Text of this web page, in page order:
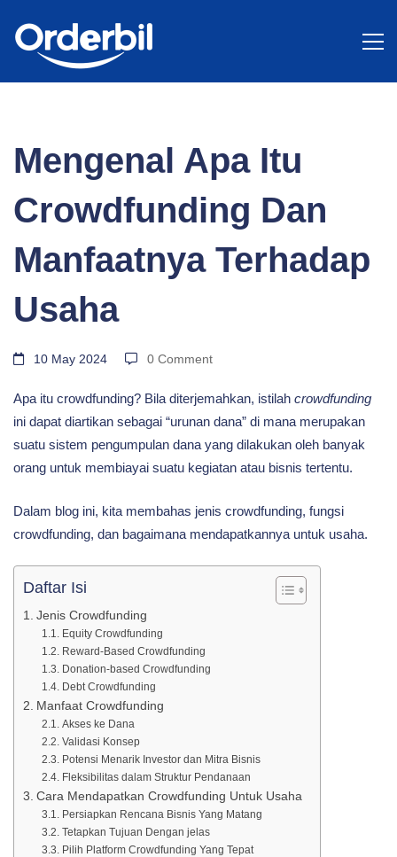
Mengenal
Apa
Itu
Crowdfunding
Dan
Manfaatnya
Terhadap
Usaha
Mengenal Apa Itu
Crowdfunding Dan
Manfaatnya Terhadap
Usaha
10 May 2024 0 Comment
Apa itu crowdfunding? Bila diterjemahkan, istilah crowdfunding
ini dapat diartikan sebagai “urunan dana” di mana merupakan
suatu sistem pengumpulan dana yang dilakukan oleh banyak
orang untuk membiayai suatu kegiatan atau bisnis tertentu.
Dalam blog ini, kita membahas jenis crowdfunding, fungsi
crowdfunding, dan bagaimana mendapatkannya untuk usaha.
Daftar Isi
Jenis Crowdfunding
Equity Crowdfunding
Reward-Based Crowdfunding
Donation-based Crowdfunding
Debt Crowdfunding
Manfaat Crowdfunding
Akses ke Dana
Validasi Konsep
Potensi Menarik Investor dan Mitra Bisnis
Fleksibilitas dalam Struktur Pendanaan
Cara Mendapatkan Crowdfunding Untuk Usaha
Persiapkan Rencana Bisnis Yang Matang
Tetapkan Tujuan Dengan jelas
Pilih Platform Crowdfunding Yang Tepat